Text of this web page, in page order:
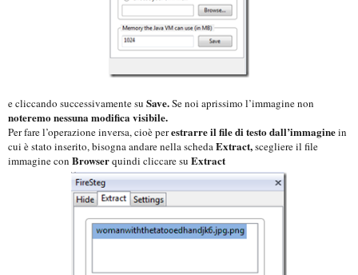
e cliccando successivamente su Save.Se noi aprissimo l’immagine non
noteremo nessuna modifica visibile.
Per fare l’operazione inversa, cioè perestrarre il file di testo dall’immaginein
cui è stato inserito, bisogna andare nella schedaExtract,scegliere il file
immagine con Browserquindi cliccare su Extract